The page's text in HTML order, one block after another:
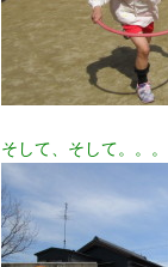
そして、そして。。。